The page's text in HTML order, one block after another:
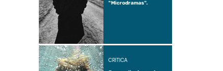
"Microdramas".
CRÍTICA